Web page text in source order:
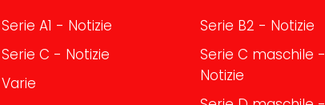
Serie A1 - Notizie
Serie C - Notizie
Varie
Serie B2 - Notizie
Serie C maschile -
Notizie